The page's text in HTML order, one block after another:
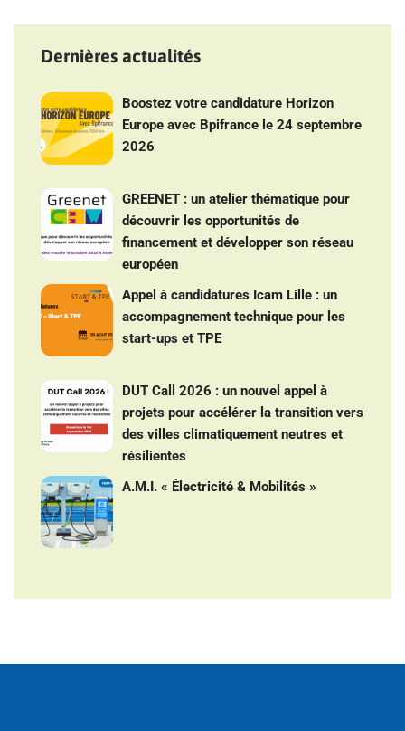
Dernières actualités
Boostez votre candidature Horizon
Europe avec Bpifrance le 24 septembre
2026
GREENET : un atelier thématique pour
découvrir les opportunités de
financement et développer son réseau
européen
Appel à candidatures Icam Lille : un
accompagnement technique pour les
start-ups et TPE
DUT Call 2026 : un nouvel appel à
projets pour accélérer la transition vers
des villes climatiquement neutres et
résilientes
A.M.I. « Électricité & Mobilités »